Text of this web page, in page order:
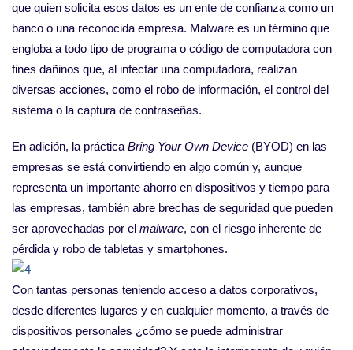
que quien solicita esos datos es un ente de confianza como un
banco o una reconocida empresa. Malware es un término que
engloba a todo tipo de programa o código de computadora con
fines dañinos que, al infectar una computadora, realizan
diversas acciones, como el robo de información, el control del
sistema o la captura de contraseñas.
En adición, la práctica Bring Your Own Device (BYOD) en las
empresas se está convirtiendo en algo común y, aunque
representa un importante ahorro en dispositivos y tiempo para
las empresas, también abre brechas de seguridad que pueden
ser aprovechadas por el malware, con el riesgo inherente de
pérdida y robo de tabletas y smartphones.
Con tantas personas teniendo acceso a datos corporativos,
desde diferentes lugares y en cualquier momento, a través de
dispositivos personales ¿cómo se puede administrar